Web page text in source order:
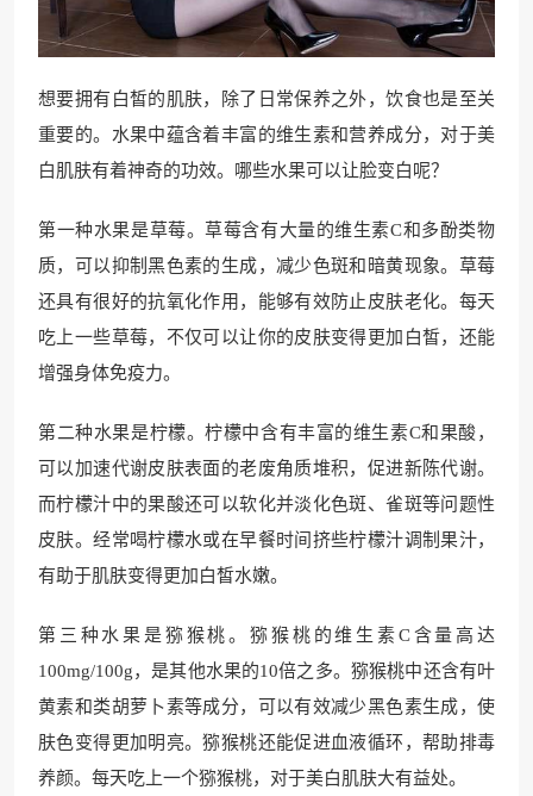
想要拥有白皙的肌肤，除了日常保养之外，饮食也是至关
重要的。水果中蕴含着丰富的维生素和营养成分，对于美
白肌肤有着神奇的功效。哪些水果可以让脸变白呢？
第一种水果是草莓。草莓含有大量的维生素C和多酚类物
质，可以抑制黑色素的生成，减少色斑和暗黄现象。草莓
还具有很好的抗氧化作用，能够有效防止皮肤老化。每天
吃上一些草莓，不仅可以让你的皮肤变得更加白皙，还能
增强身体免疫力。
第二种水果是柠檬。柠檬中含有丰富的维生素C和果酸，
可以加速代谢皮肤表面的老废角质堆积，促进新陈代谢。
而柠檬汁中的果酸还可以软化并淡化色斑、雀斑等问题性
皮肤。经常喝柠檬水或在早餐时间挤些柠檬汁调制果汁，
有助于肌肤变得更加白皙水嫩。
第三种水果是猕猴桃。猕猴桃的维生素C含量高达
100mg/100g，是其他水果的10倍之多。猕猴桃中还含有叶
黄素和类胡萝卜素等成分，可以有效减少黑色素生成，使
肤色变得更加明亮。猕猴桃还能促进血液循环，帮助排毒
养颜。每天吃上一个猕猴桃，对于美白肌肤大有益处。